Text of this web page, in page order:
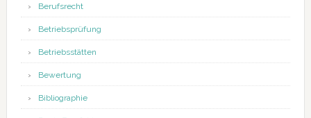
Berufsrecht
Betriebsprüfung
Betriebsstätten
Bewertung
Bibliographie